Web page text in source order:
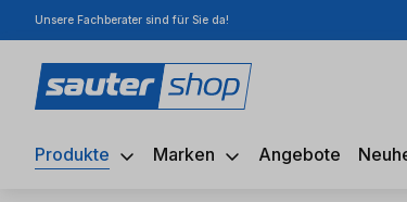
Hauptinhalt springen
Zur Suche springen
Zur Hauptnavigation springen
Unsere Fachberater sind für Sie da!
Produkte Marken Angebote